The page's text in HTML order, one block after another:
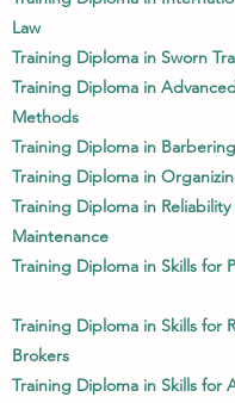
Law
Training Diploma in Sworn
Training Diploma in
Methods
Training Diploma in
Training Diploma in
Training Diploma in
Maintenance
Training Diploma in Skills for
Training Diploma in Skills for
Brokers
Training Diploma in Skills